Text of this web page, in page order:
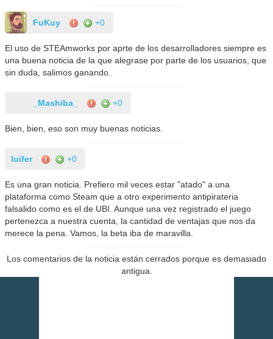
FuKuy +0
El uso de STEAmworks por aprte de los desarrolladores siempre es
una buena noticia de la que alegrase por parte de los usuarios, que
sin duda, salimos ganando.
_Mashiba_ +0
Bien, bien, eso son muy buenas noticias.
luifer +0
Es una gran noticia. Prefiero mil veces estar "atado" a una
plataforma como Steam que a otro experimento antipirateria
falsalido como es el de UBI. Aunque una vez registrado el juego
pertenezca a nuestra cuenta, la cantidad de ventajas que nos da
merece la pena. Vamos, la beta iba de maravilla.
Los comentarios de la noticia están cerrados porque es demasiado
antigua.